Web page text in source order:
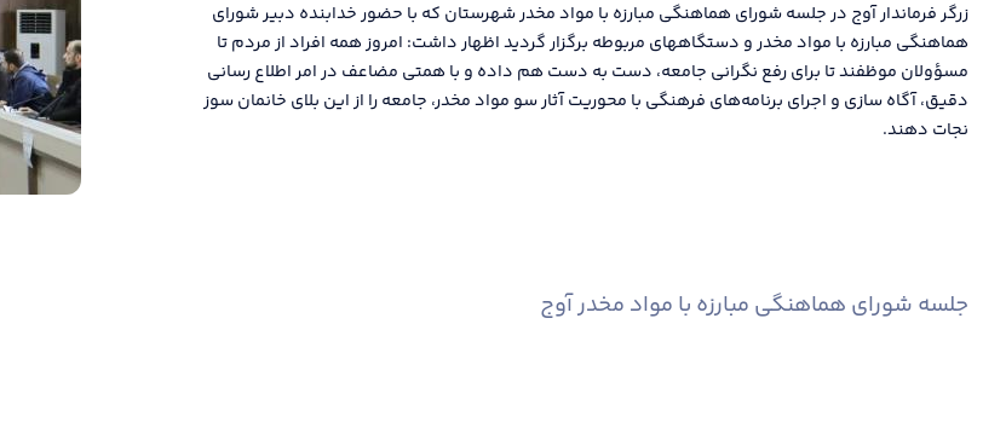
زرگر فرماندار آوج در جلسه شورای هماهنگی مبارزه با مواد مخدر شهرستان که با حضور خدابنده دبیر شورای
هماهنگی مبارزه با مواد مخدر و دستگاههای مربوطه برگزار گردید اظهار داشت: امروز همه افراد از مردم تا
مسؤولان موظفند تا برای رفع نگرانی جامعه، دست به دست هم داده و با همتی مضاعف در امر اطلاع رسانی
دقیق، آگاه سازی و اجرای برنامه‌های فرهنگی با محوریت آثار سو مواد مخدر، جامعه را از این بلای خانمان سوز
نجات دهند.
جلسه شورای هماهنگی مبارزه با مواد مخدر آوج